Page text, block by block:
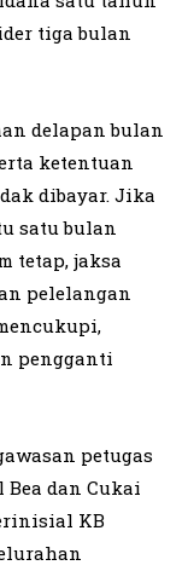
tiga bulan
delapan bulan
ketentuan
dibayar. Jika
satu bulan
tetap, jaksa
pelelangan
pengganti
petugas
dan Cukai
KB